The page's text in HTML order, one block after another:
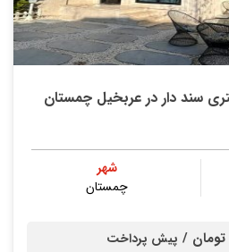
شهر
چمستان
پیش پرداخت